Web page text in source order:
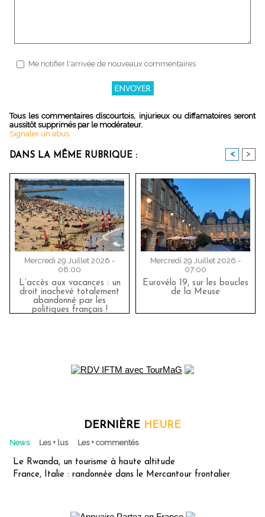
Me notifier l'arrivée de nouveaux commentaires
Tous les commentaires discourtois, injurieux ou diffamatoires seront
aussitôt supprimés par le modérateur.
Signaler un abus
DANS LA MÊME RUBRIQUE : < >
Mercredi 29 Juillet 2026 -
08:00
L’accès aux vacances : un
droit inachevé totalement
abandonné par les
politiques français !
Mercredi 29 Juillet 2026 -
07:00
Eurovélo 19, sur les boucles
de la Meuse
DERNIÈRE HEURE
News Les + lus Les + commentés
Le Rwanda, un tourisme à haute altitude
France, Italie : randonnée dans le Mercantour frontalier